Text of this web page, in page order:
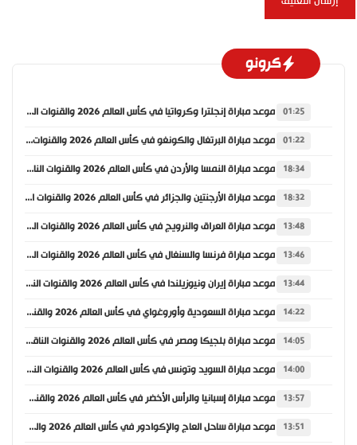
كرونو
01:25 موعد مباراة إنجلترا وكرواتيا في كأس العالم 2026 والقنوات الناقلة
01:22 موعد مباراة البرتغال والكونغو في كأس العالم 2026 والقنوات الناقلة
18:34 موعد مباراة النمسا والأردن في كأس العالم 2026 والقنوات الناقلة
18:32 موعد مباراة الأرجنتين والجزائر في كأس العالم 2026 والقنوات الناقلة
13:48 موعد مباراة العراق والنرويج في كأس العالم 2026 والقنوات الناقلة
13:46 موعد مباراة فرنسا والسنغال في كأس العالم 2026 والقنوات الناقلة
13:44 موعد مباراة إيران ونيوزيلندا في كأس العالم 2026 والقنوات الناقلة
14:22 موعد مباراة السعودية وأوروغواي في كأس العالم 2026 والقنوات الناقلة
14:05 موعد مباراة بلجيكا ومصر في كأس العالم 2026 والقنوات الناقلة
14:00 موعد مباراة السويد وتونس في كأس العالم 2026 والقنوات الناقلة
13:57 موعد مباراة إسبانيا والرأس الأخضر في كأس العالم 2026 والقنوات الناقلة
13:51 موعد مباراة ساحل العاج والإكوادور في كأس العالم 2026 والقنوات الناقلة